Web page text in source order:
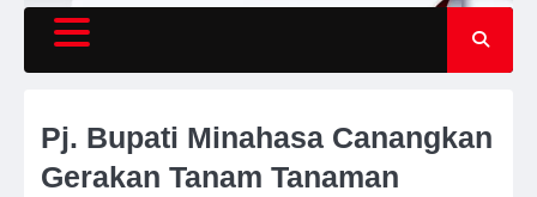
Pj. Bupati Minahasa Canangkan
Gerakan Tanam Tanaman